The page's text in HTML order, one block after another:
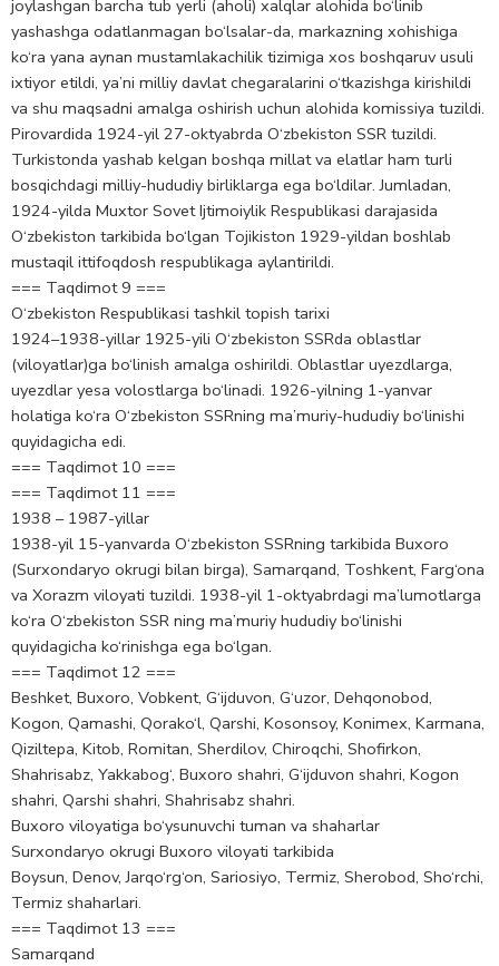
joylashgan barcha tub yerli (aholi) xalqlar alohida bo‘linib
yashashga odatlanmagan bo‘lsalar-da, markazning xohishiga
ko‘ra yana aynan mustamlakachilik tizimiga xos boshqaruv usuli
ixtiyor etildi, ya’ni milliy davlat chegaralarini o‘tkazishga kirishildi
va shu maqsadni amalga oshirish uchun alohida komissiya tuzildi.
Pirovardida 1924-yil 27-oktyabrda O‘zbekiston SSR tuzildi.
Turkistonda yashab kelgan boshqa millat va elatlar ham turli
bosqichdagi milliy-hududiy birliklarga ega bo‘ldilar. Jumladan,
1924-yilda Muxtor Sovet Ijtimoiylik Respublikasi darajasida
O‘zbekiston tarkibida bo‘lgan Tojikiston 1929-yildan boshlab
mustaqil ittifoqdosh respublikaga aylantirildi.
=== Taqdimot 9 ===
O‘zbekiston Respublikasi tashkil topish tarixi
1924–1938-yillar 1925-yili O‘zbekiston SSRda oblastlar
(viloyatlar)ga bo‘linish amalga oshirildi. Oblastlar uyezdlarga,
uyezdlar yesa volostlarga bo‘linadi. 1926-yilning 1-yanvar
holatiga ko‘ra O‘zbekiston SSRning ma’muriy-hududiy bo‘linishi
quyidagicha edi.
=== Taqdimot 10 ===
=== Taqdimot 11 ===
1938 – 1987-yillar
1938-yil 15-yanvarda O‘zbekiston SSRning tarkibida Buxoro
(Surxondaryo okrugi bilan birga), Samarqand, Toshkent, Farg‘ona
va Xorazm viloyati tuzildi. 1938-yil 1-oktyabrdagi ma’lumotlarga
ko‘ra O‘zbekiston SSR ning ma’muriy hududiy bo‘linishi
quyidagicha ko‘rinishga ega bo‘lgan.
=== Taqdimot 12 ===
Beshket, Buxoro, Vobkent, G‘ijduvon, G‘uzor, Dehqonobod,
Kogon, Qamashi, Qorako‘l, Qarshi, Kosonsoy, Konimex, Karmana,
Qiziltepa, Kitob, Romitan, Sherdilov, Chiroqchi, Shofirkon,
Shahrisabz, Yakkabog‘, Buxoro shahri, G‘ijduvon shahri, Kogon
shahri, Qarshi shahri, Shahrisabz shahri.
Buxoro viloyatiga bo‘ysunuvchi tuman va shaharlar
Surxondaryo okrugi Buxoro viloyati tarkibida
Boysun, Denov, Jarqo‘rg‘on, Sariosiyo, Termiz, Sherobod, Sho‘rchi,
Termiz shaharlari.
=== Taqdimot 13 ===
Samarqand